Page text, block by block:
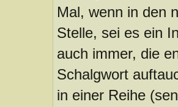
Mal, wenn in den
Stelle, sei es ein
auch immer, die
Schalgwort
in einer Reihe